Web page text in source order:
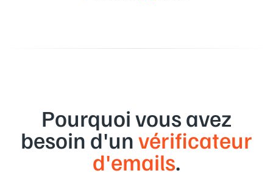
Pourquoi vous avez
besoin d'un vérificateur
d'emails.